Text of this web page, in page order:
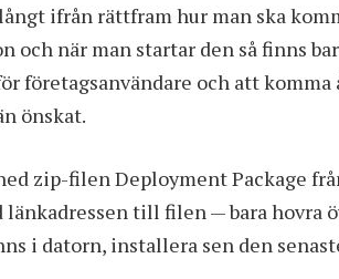
ifrån rättfram hur man ska
och när man startar den så finns
företagsanvändare och att
önskat.
zip-filenDeployment Package
länkadressen till filen — bara hovra
i datorn, installera sen den